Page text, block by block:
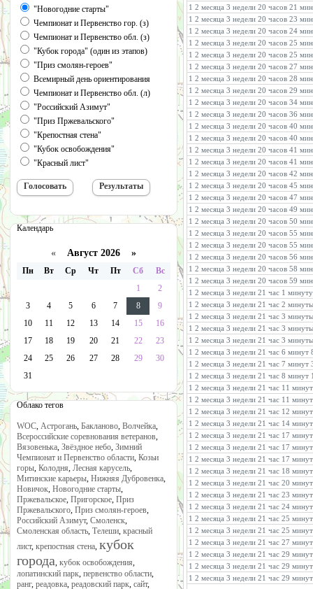
"Новогодние старты"
Чемпионат и Первенство гор. (з)
Чемпионат и Первенство обл. (з)
"Кубок города" (один из этапов)
"Приз смолян-героев"
Всемирный день ориентирования
Чемпионат и Первенство обл. (л)
"Российский Азимут"
"Приз Пржевальского"
"Крепостная стена"
"Кубок освобождения"
"Красный лист"
Календарь
« Август 2026 »
Пн Вт Ср Чт Пт Сб
Вс
1
2
3
4 5 6 7 8
9
10
11 12 13 14 15
16
17
18 19 20 21 22
23
24
25 26 27 28 29
30
31
Облако тегов
WOC, Астрогань, Бакланово, Волчейка,
Всероссийские соревнования ветеранов,
Вязовенька, Звёздное небо, Зимний
Чемпионат и Первенство области, Козьи
горы, Колодня, Лесная карусель,
Митинские карьеры, Нижняя Дубровенка,
Новичок, Новогодние старты,
Пржевальское, Пригорское, Приз
Пржевальского, Приз смолян-героев,
Российский Азимут, Смоленск,
Смоленская область, Телеши, красный
лист, крепостная стена, кубок
города, кубок освобождения,
лопатинский парк, первенство области,
ранг, реадовка, реадовский парк, сайт,
1 2 месяца 3 недели 20 часов 21
1 2 месяца 3 недели 20 часов 23
1 2 месяца 3 недели 20 часов 24
1 2 месяца 3 недели 20 часов 25
1 2 месяца 3 недели 20 часов 25
1 2 месяца 3 недели 20 часов 27
1 2 месяца 3 недели 20 часов 28
1 2 месяца 3 недели 20 часов 29
1 2 месяца 3 недели 20 часов 34
1 2 месяца 3 недели 20 часов 36
1 2 месяца 3 недели 20 часов 40
1 2 месяца 3 недели 20 часов 40
1 2 месяца 3 недели 20 часов 41
1 2 месяца 3 недели 20 часов 41
1 2 месяца 3 недели 20 часов 42
1 2 месяца 3 недели 20 часов 45
1 2 месяца 3 недели 20 часов 47
1 2 месяца 3 недели 20 часов 49
1 2 месяца 3 недели 20 часов 50
1 2 месяца 3 недели 20 часов 55
1 2 месяца 3 недели 20 часов 55
1 2 месяца 3 недели 20 часов 56
1 2 месяца 3 недели 20 часов 58
1 2 месяца 3 недели 20 часов 59
1 2 месяца 3 недели 21 час 1
1 2 месяца 3 недели 21 час 2
1 2 месяца 3 недели 21 час 3
1 2 месяца 3 недели 21 час 3
1 2 месяца 3 недели 21 час 3
1 2 месяца 3 недели 21 час 6 минут
1 2 месяца 3 недели 21 час 7 минут
1 2 месяца 3 недели 21 час 8 минут
1 2 месяца 3 недели 21 час 11
1 2 месяца 3 недели 21 час 11
1 2 месяца 3 недели 21 час 12
1 2 месяца 3 недели 21 час 14
1 2 месяца 3 недели 21 час 17
1 2 месяца 3 недели 21 час 17
1 2 месяца 3 недели 21 час 17
1 2 месяца 3 недели 21 час 18
1 2 месяца 3 недели 21 час 20
1 2 месяца 3 недели 21 час 23
1 2 месяца 3 недели 21 час 24
1 2 месяца 3 недели 21 час 25
1 2 месяца 3 недели 21 час 25
1 2 месяца 3 недели 21 час 27
1 2 месяца 3 недели 21 час 29
1 2 месяца 3 недели 21 час 29
1 2 месяца 3 недели 21 час 29